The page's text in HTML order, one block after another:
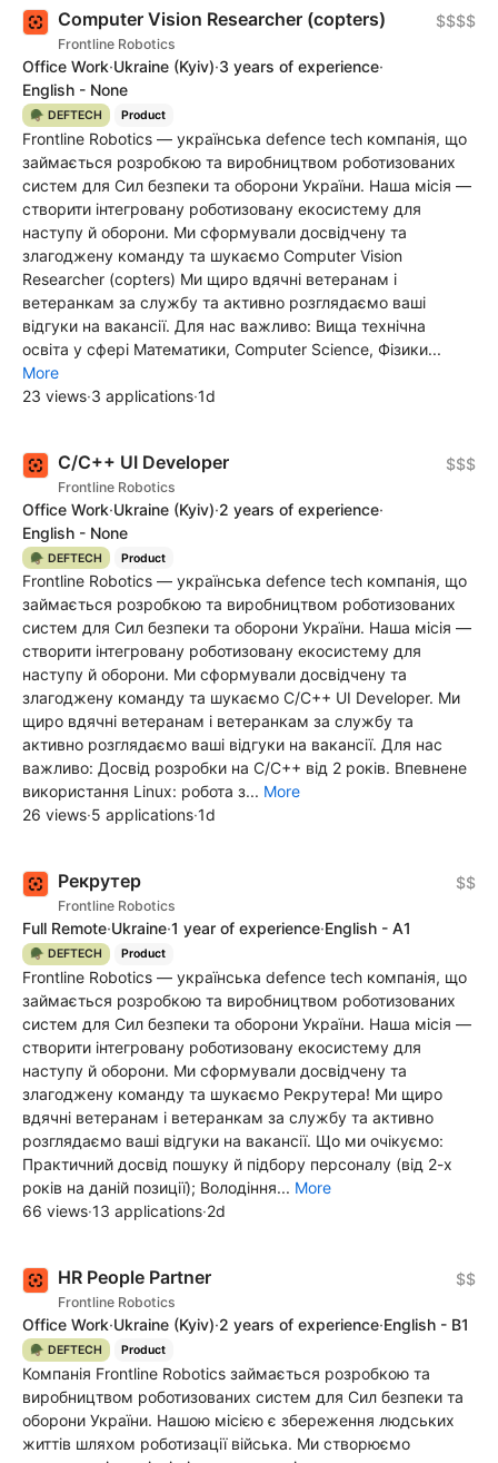
Computer Vision Researcher (copters)
Frontline Robotics
$$$$
Office Work·Ukraine (Kyiv)·3 years of experience·
English - None
🪖 DEFTECH Product
Frontline Robotics — українська defence tech компанія, що
займається розробкою та виробництвом роботизованих
систем для Сил безпеки та оборони України. Наша місія —
створити інтегровану роботизовану екосистему для
наступу й оборони. Ми сформували досвідчену та
злагоджену команду та шукаємо Computer Vision
Researcher (copters) Ми щиро вдячні ветеранам і
ветеранкам за службу та активно розглядаємо ваші
відгуки на вакансії. Для нас важливо: Вища технічна
освіта у сфері Математики, Computer Science, Фізики...
More
23 views·3 applications·1d
C/C++ UI Developer
Frontline Robotics
$$$
Office Work·Ukraine (Kyiv)·2 years of experience·
English - None
🪖 DEFTECH Product
Frontline Robotics — українська defence tech компанія, що
займається розробкою та виробництвом роботизованих
систем для Сил безпеки та оборони України. Наша місія —
створити інтегровану роботизовану екосистему для
наступу й оборони. Ми сформували досвідчену та
злагоджену команду та шукаємо C/C++ UI Developer. Ми
щиро вдячні ветеранам і ветеранкам за службу та
активно розглядаємо ваші відгуки на вакансії. Для нас
важливо: Досвід розробки на C/C++ від 2 років. Впевнене
використання Linux: робота з... More
26 views·5 applications·1d
Рекрутер
Frontline Robotics
$$
Full Remote·Ukraine·1 year of experience·English - A1
🪖 DEFTECH Product
Frontline Robotics — українська defence tech компанія, що
займається розробкою та виробництвом роботизованих
систем для Сил безпеки та оборони України. Наша місія —
створити інтегровану роботизовану екосистему для
наступу й оборони. Ми сформували досвідчену та
злагоджену команду та шукаємо Рекрутера! Ми щиро
вдячні ветеранам і ветеранкам за службу та активно
розглядаємо ваші відгуки на вакансії. Що ми очікуємо:
Практичний досвід пошуку й підбору персоналу (від 2-х
років на даній позиції); Володіння... More
66 views·13 applications·2d
HR People Partner
Frontline Robotics
$$
Office Work·Ukraine (Kyiv)·2 years of experience·English - B1
🪖 DEFTECH Product
Компанія Frontline Robotics займається розробкою та
виробництвом роботизованих систем для Сил безпеки та
оборони України. Нашою місією є збереження людських
життів шляхом роботизації війська. Ми створюємо